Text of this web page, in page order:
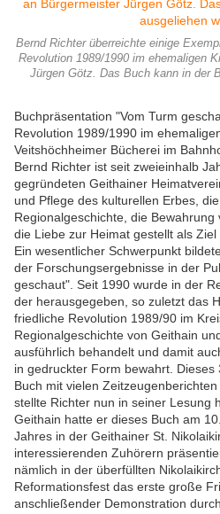
Bernd Richter überreichte einige
Revolution 1989/1990 im ehemaligen
Jürgen Götz. Das Buch kann in der
Buchpräsentation "Vom Turm
Revolution 1989/1990 im
Veitshöchheimer Bücherei im
Bernd Richter ist seit zweieinhalb
gegründeten Geithainer
und Pflege des kulturellen Erbes,
Regionalgeschichte, die
die Liebe zur Heimat gestellt als Ziel
Ein wesentlicher Schwerpunkt
der Forschungsergebnisse in der
geschaut". Seit 1990 wurde in der
der herausgegeben, so zuletzt das
friedliche Revolution 1989/90 im
Regionalgeschichte von Geithain
ausführlich behandelt und damit
in gedruckter Form bewahrt.
Buch mit vielen
stellte Richter nun in seiner Lesung
Geithain hatte er dieses Buch am
Jahres in der Geithainer St.
interessierenden Zuhörern
nämlich in der überfüllten
Reformationsfest das erste große
anschließender Demonstration